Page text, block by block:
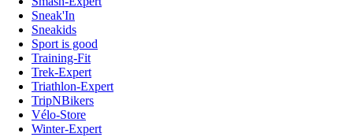
Sneak'In
Sneakids
Sport is good
Training-Fit
Trek-Expert
Triathlon-Expert
TripNBikers
Vélo-Store
Winter-Expert